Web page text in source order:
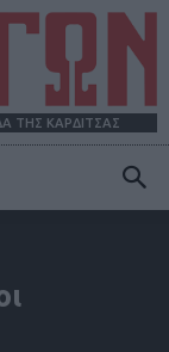
ΤΗΣ ΚΑΡΔΙΤΣΑΣ